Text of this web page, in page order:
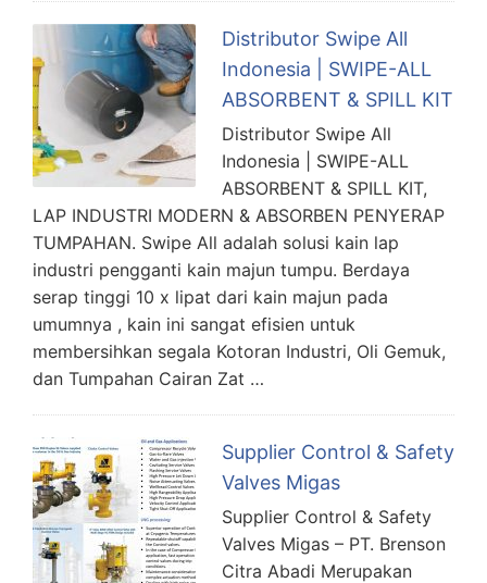
Distributor Swipe All
Indonesia | SWIPE-ALL
ABSORBENT & SPILL KIT
Distributor Swipe All
Indonesia | SWIPE-ALL
ABSORBENT & SPILL KIT,
LAP INDUSTRI MODERN & ABSORBEN PENYERAP
TUMPAHAN. Swipe All adalah solusi kain lap
industri pengganti kain majun tumpu. Berdaya
serap tinggi 10 x lipat dari kain majun pada
umumnya , kain ini sangat efisien untuk
membersihkan segala Kotoran Industri, Oli Gemuk,
dan Tumpahan Cairan Zat …
Supplier Control & Safety
Valves Migas
Supplier Control & Safety
Valves Migas – PT. Brenson
Citra Abadi Merupakan